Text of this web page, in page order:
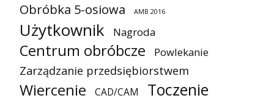
Obróbka 5-osiowa AMB 2016
Użytkownik Nagroda
Centrum obróbcze Powlekanie
Zarządzanie przedsiębiorstwem
Wiercenie CAD/CAM Toczenie